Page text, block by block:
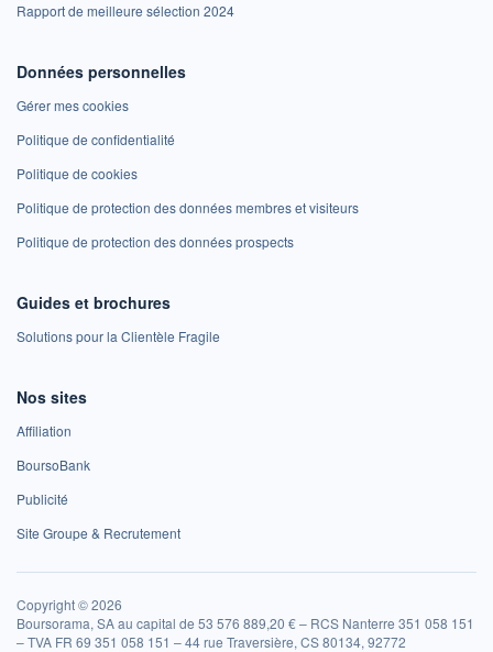
Rapport de meilleure sélection 2024
Données personnelles
Gérer mes cookies
Politique de confidentialité
Politique de cookies
Politique de protection des données membres et visiteurs
Politique de protection des données prospects
Guides et brochures
Solutions pour la Clientèle Fragile
Nos sites
Affiliation
BoursoBank
Publicité
Site Groupe & Recrutement
Copyright © 2026
Boursorama, SA au capital de 53 576 889,20 € – RCS Nanterre 351 058 151
– TVA FR 69 351 058 151 – 44 rue Traversière, CS 80134, 92772